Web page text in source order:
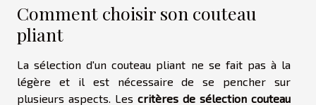
Comment choisir son couteau
pliant
La sélection d'un couteau pliant ne se fait pas à la
légère et il est nécessaire de se pencher sur
plusieurs aspects. Les critères de sélection couteau